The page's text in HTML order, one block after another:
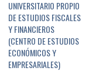
UNIVERSITARIO PROPIO
DE ESTUDIOS FISCALES
Y FINANCIEROS
(CENTRO DE ESTUDIOS
ECONÓMICOS Y
EMPRESARIALES)